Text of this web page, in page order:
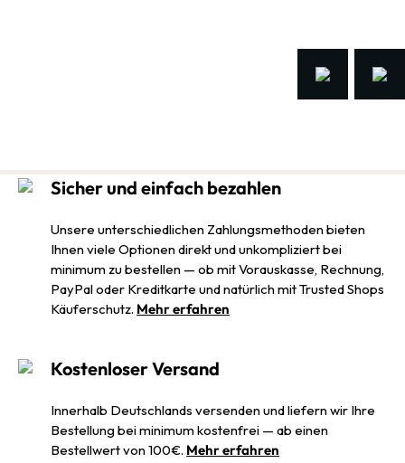
Sicher und einfach bezahlen
Unsere unterschiedlichen Zahlungsmethoden bieten
Ihnen viele Optionen direkt und unkompliziert bei
minimum zu bestellen — ob mit Vorauskasse, Rechnung,
PayPal oder Kreditkarte und natürlich mit Trusted Shops
Käuferschutz. Mehr erfahren
Kostenloser Versand
Innerhalb Deutschlands versenden und liefern wir Ihre
Bestellung bei minimum kostenfrei — ab einen
Bestellwert von 100€. Mehr erfahren